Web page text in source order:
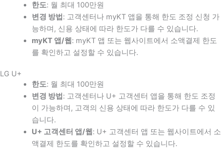
한도: 월 최대 100만원
변경 방법 : 고객센터나 myKT 앱을 통해 한도 조정 신청 가
능하며, 신용 상태에 따라 한도가 다를 수 있습니다.
myKT 앱/웹 : myKT 앱 또는 웹사이트에서 소액결제 한도
를 확인하고 설정할 수 있습니다.
LG U+
한도: 월 최대 100만원
변경 방법 : 고객센터나 U+ 고객센터 앱을 통해 한도 조정
이 가능하며, 고객의 신용 상태에 따라 한도가 다를 수 있
습니다.
U+ 고객센터 앱/웹 : U+ 고객센터 앱 또는 웹사이트에서 소
액결제 한도를 확인하고 설정할 수 있습니다.